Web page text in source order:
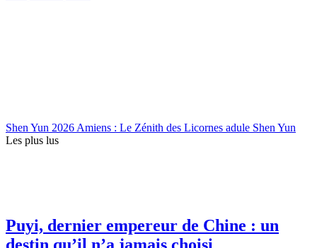
Shen Yun 2026 Amiens : Le Zénith des Licornes adule Shen Yun
Les plus lus
Puyi, dernier empereur de Chine : un